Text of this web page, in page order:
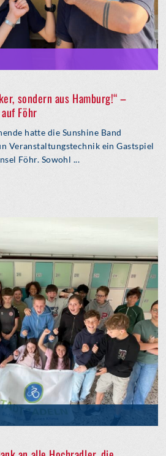
sondern aus Hamburg!“ –
Föhr
hatte die Sunshine Band
Veranstaltungstechnik ein Gastspiel
Föhr. Sowohl ...